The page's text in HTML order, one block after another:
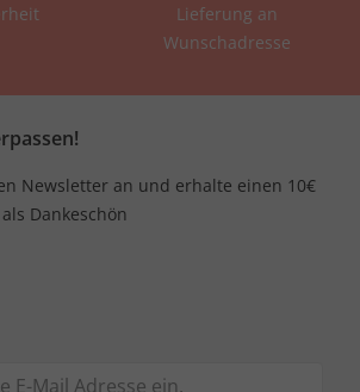
Lieferung an
Wunschadresse
Newsletter an und erhalte einen 10€
Dankeschön